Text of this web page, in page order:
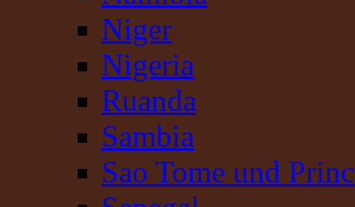
Niger
Nigeria
Ruanda
Sambia
Sao Tome und